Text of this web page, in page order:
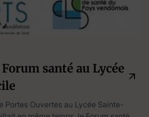
santé au Lycée
Portes Ouvertes au Lycée Sainte-